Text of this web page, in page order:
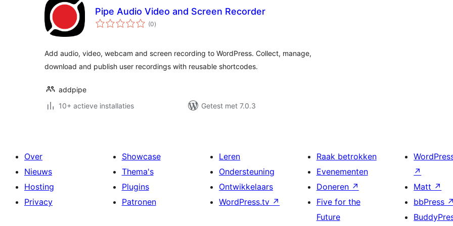
Pipe Audio Video and Screen Recorder
(0totaal
waarderingen
)
Add audio, video, webcam and screen recording to WordPress. Collect, manage,
download and publish user recordings with reusable shortcodes.
addpipe
10+ actieve installaties
Getest met 7.0.3
Over
Nieuws
Hosting
Privacy
Showcase
Thema's
Plugins
Patronen
Leren
Ondersteuning
Ontwikkelaars
WordPress.tv ↗
Raak betrokken
Evenementen
Doneren ↗
Five for the
Future
↗
Matt ↗
bbPress ↗